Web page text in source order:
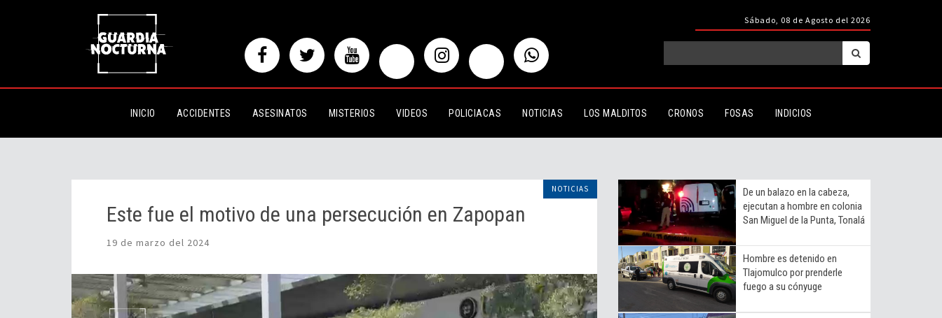
Sábado, 08 de Agosto del 2026
INICIO ACCIDENTES ASESINATOS MISTERIOS VIDEOS POLICIACAS NOTICIAS LOS MALDITOS CRONOS FOSAS INDICIOS
Este fue el motivo de una persecución en Zapopan
NOTICIAS
Este fue el motivo de una persecución en Zapopan
19 de marzo del 2024
De un balazo en la cabeza,
ejecutan a hombre en colonia
San Miguel de la Punta, Tonalá
Hombre es detenido en
Tlajomulco por prenderle
fuego a su cónyuge